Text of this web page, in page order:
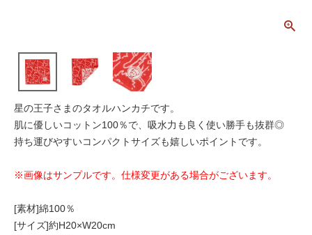
星の王子さまのタオルハンカチです。
肌に優しいコットン100％で、吸水力も良く使い勝手も抜群◎
持ち運びやすいコンパクトサイズも嬉しいポイントです。
※画像はサンプルです。仕様変更がある場合がございます。
[素材]綿100％
[サイズ]約H20×W20cm